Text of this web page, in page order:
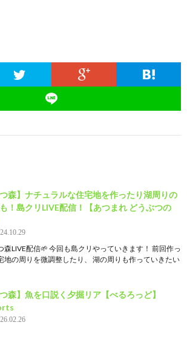
つ森】ナチュラルな住宅地を作ったり湖周りの
！島クリLIVE配信！【あつまれ どうぶつの
森LIVE配信🌱 今回も島クリやっていきます！ 前回作っ
地の周りを微調整したり、 湖の周りも作っていきたい
つ森】魚を口説く夕掘リア【べるろっど】